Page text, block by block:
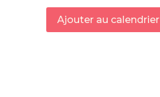
Ajouter au calendrier